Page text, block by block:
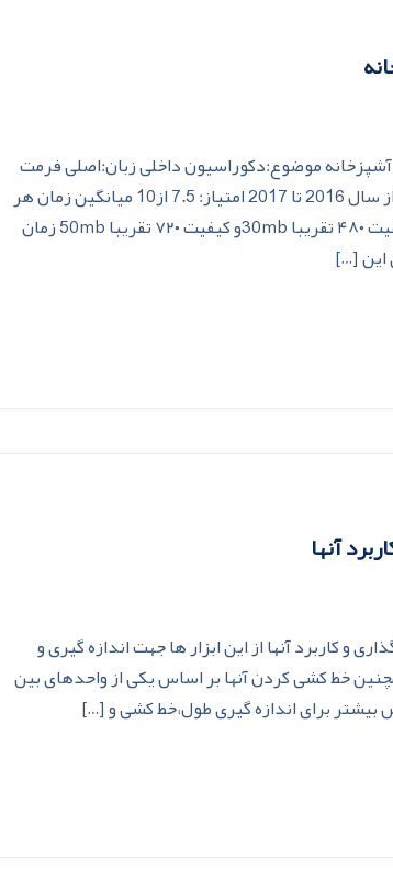
موضوع:دکوراسیون داخلی زبان:اصلی فرمت
فیلم:mp4 کیفیت فیلم ها: ۴۸۰ و ۷۲۰ شروع سریال از سال 2016 تا 2017 امتیاز: 7.5 از10 میانگین زمان هر
قسمت:10دقیقه میانگین حجم دانلود هر قسمت:کیفیت ۴۸۰ تقریبا 30mbو کیفیت ۷۲۰ تقریبا 50mb زمان
[…]
آنها
و کاربرد آنها از اين ابزار ها جهت اندازه گيرى و
خط کشى کردن آنها بر اساس يکى از واحدهاى بين